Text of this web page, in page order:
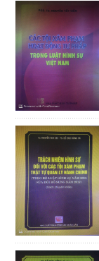
Chương
giải pháp
nhũng
tiền đề
Trân
(10/12/